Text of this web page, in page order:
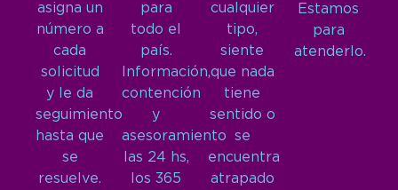
asigna un
número a
cada
solicitud
y le da
seguimiento
hasta que
se
resuelve.
para
todo el
país.
Información,
contención
y
asesoramiento
las 24 hs,
los 365
cualquier
tipo,
siente
que nada
tiene
sentido o
se
encuentra
atrapado
Estamos
para
atenderlo.